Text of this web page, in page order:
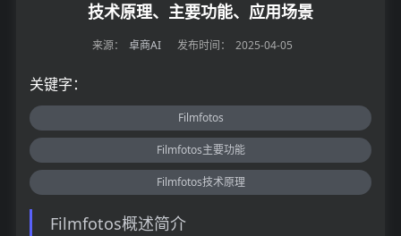
技术原理、主要功能、应用场景
来源： 卓商AI 发布时间： 2025-04-05
关键字：
Filmfotos
Filmfotos主要功能
Filmfotos技术原理
Filmfotos概述简介